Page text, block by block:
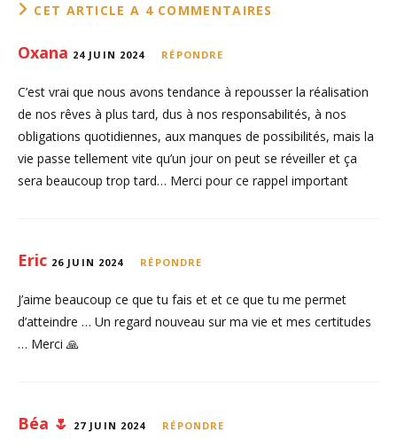
CET ARTICLE A 4 COMMENTAIRES
Oxana 24 JUIN 2024 RÉPONDRE
C’est vrai que nous avons tendance à repousser la réalisation
de nos rêves à plus tard, dus à nos responsabilités, à nos
obligations quotidiennes, aux manques de possibilités, mais la
vie passe tellement vite qu’un jour on peut se réveiller et ça
sera beaucoup trop tard… Merci pour ce rappel important
Eric 26 JUIN 2024 RÉPONDRE
J’aime beaucoup ce que tu fais et et ce que tu me permet
d’atteindre … Un regard nouveau sur ma vie et mes certitudes
… Merci 🙏
Béa 🌷 27 JUIN 2024 RÉPONDRE